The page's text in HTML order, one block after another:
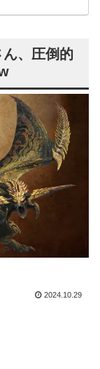
、圧倒的
2024.10.29